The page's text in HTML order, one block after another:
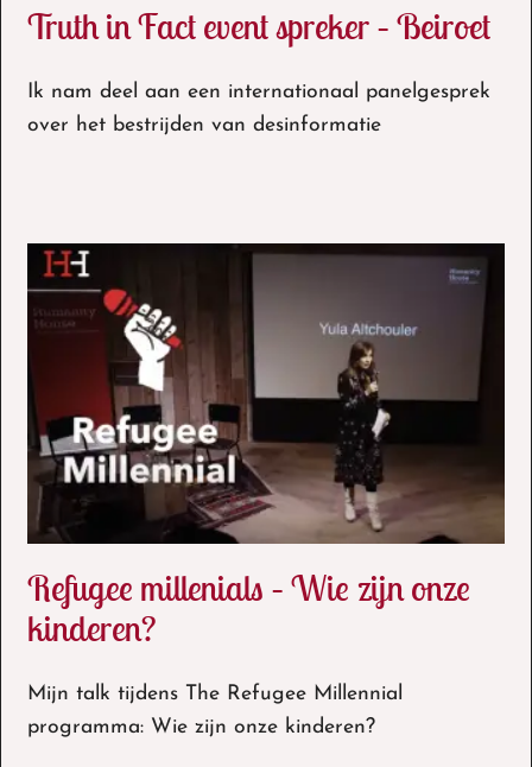
Truth in Fact event spreker – Beiroet
Truth in Fact event spreker – Beiroet
Ik nam deel aan een internationaal panelgesprek
over het bestrijden van desinformatie
Refugee millenials – Wie zijn onze kinderen?
Refugee millenials – Wie zijn onze
kinderen?
Mijn talk tijdens The Refugee Millennial
programma: Wie zijn onze kinderen?